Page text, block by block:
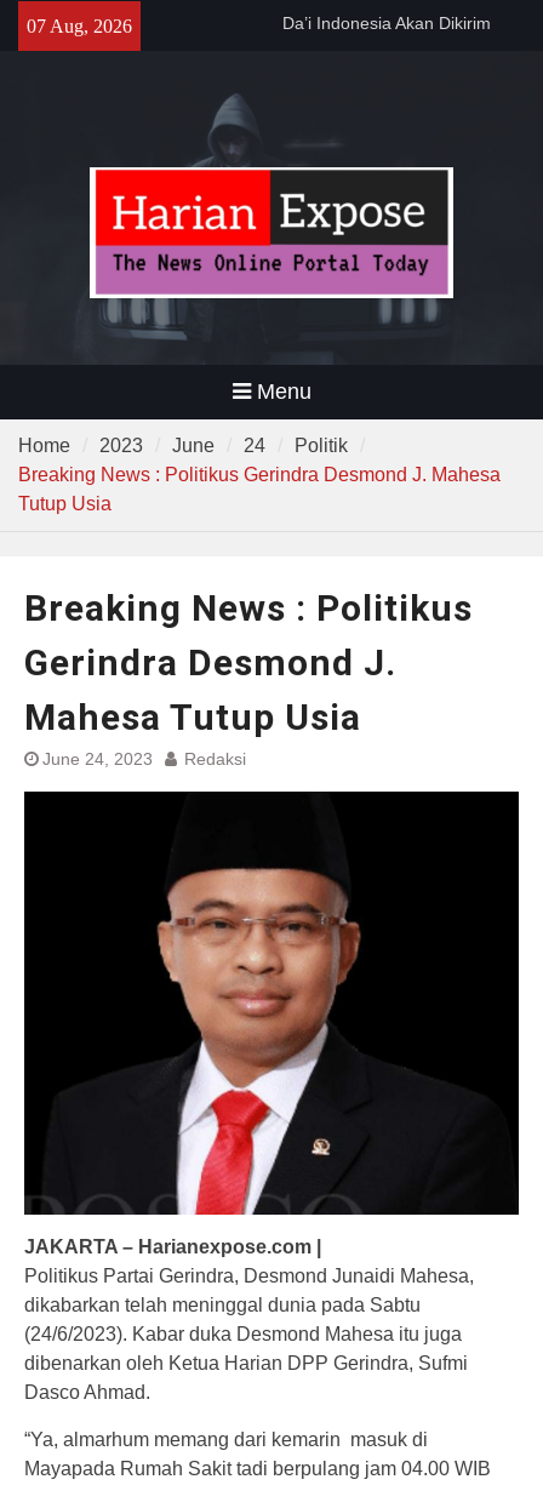
07 Aug, 2026
MUI ke Al-Azhar dan Madinah
Bobotoh dan Jack Mania —
Pemprov Banten Dukung
Gerakan Irigasi Bersih
Kementerian PU
Menu
Home 2023 June 24
Politik
Breaking News : Politikus Gerindra Desmond J. Mahesa
Tutup Usia
Breaking News : Politikus
Gerindra Desmond J.
Mahesa Tutup Usia
June 24, 2023 Redaksi
JAKARTA – Harianexpose.com |
Politikus Partai Gerindra, Desmond Junaidi Mahesa,
dikabarkan telah meninggal dunia pada Sabtu
(24/6/2023). Kabar duka Desmond Mahesa itu juga
dibenarkan oleh Ketua Harian DPP Gerindra, Sufmi
Dasco Ahmad.
“Ya, almarhum memang dari kemarin masuk di
Mayapada Rumah Sakit tadi berpulang jam 04.00 WIB